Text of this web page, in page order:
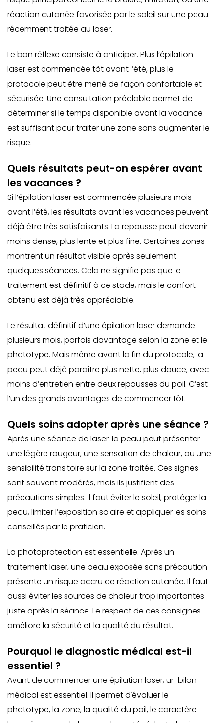
réaction cutanée favorisée par le soleil sur une peau
récemment traitée au laser.
Le bon réflexe consiste à anticiper. Plus l’épilation
laser est commencée tôt avant l’été, plus le
protocole peut être mené de façon confortable et
sécurisée. Une consultation préalable permet de
déterminer si le temps disponible avant la vacance
est suffisant pour traiter une zone sans augmenter le
risque.
Quels résultats peut-on espérer avant
les vacances ?
Si l’épilation laser est commencée plusieurs mois
avant l’été, les résultats avant les vacances peuvent
déjà être très satisfaisants. La repousse peut devenir
moins dense, plus lente et plus fine. Certaines zones
montrent un résultat visible après seulement
quelques séances. Cela ne signifie pas que le
traitement est définitif à ce stade, mais le confort
obtenu est déjà très appréciable.
Le résultat définitif d’une épilation laser demande
plusieurs mois, parfois davantage selon la zone et le
phototype. Mais même avant la fin du protocole, la
peau peut déjà paraître plus nette, plus douce, avec
moins d’entretien entre deux repousses du poil. C’est
l’un des grands avantages de commencer tôt.
Quels soins adopter après une séance ?
Après une séance de laser, la peau peut présenter
une légère rougeur, une sensation de chaleur, ou une
sensibilité transitoire sur la zone traitée. Ces signes
sont souvent modérés, mais ils justifient des
précautions simples. Il faut éviter le soleil, protéger la
peau, limiter l’exposition solaire et appliquer les soins
conseillés par le praticien.
La photoprotection est essentielle. Après un
traitement laser, une peau exposée sans précaution
présente un risque accru de réaction cutanée. Il faut
aussi éviter les sources de chaleur trop importantes
juste après la séance. Le respect de ces consignes
améliore la sécurité et la qualité du résultat.
Pourquoi le diagnostic médical est-il
essentiel ?
Avant de commencer une épilation laser, un bilan
médical est essentiel. Il permet d’évaluer le
phototype, la zone, la qualité du poil, le caractère